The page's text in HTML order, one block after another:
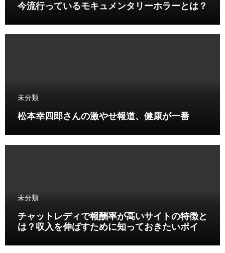
今流行っているモキュメンタリーホラーとは？
未分類
松本幸四郎さんの激やせ報道、健康が一番
未分類
チャットレディで報酬率が高いサイトの特徴と
は？収入を伸ばすために知っておきたいポイン